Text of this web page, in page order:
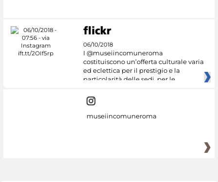
06/10/2018
I @museiincomuneroma
costituiscono un’offerta culturale varia
ed eclettica per il prestigio e la
particolarità delle sedi, per le
museiincomuneroma